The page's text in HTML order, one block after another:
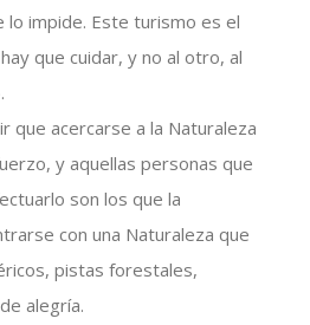
lo impide. Este turismo es el
que cuidar, y no al otro, al
que acercarse a la Naturaleza
y aquellas personas que
son los que la
con una Naturaleza que
pistas forestales,
alegría.